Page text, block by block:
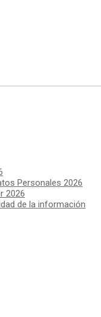
Personales 2026
2026
de la información